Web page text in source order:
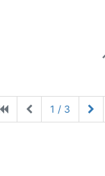
1 / 3